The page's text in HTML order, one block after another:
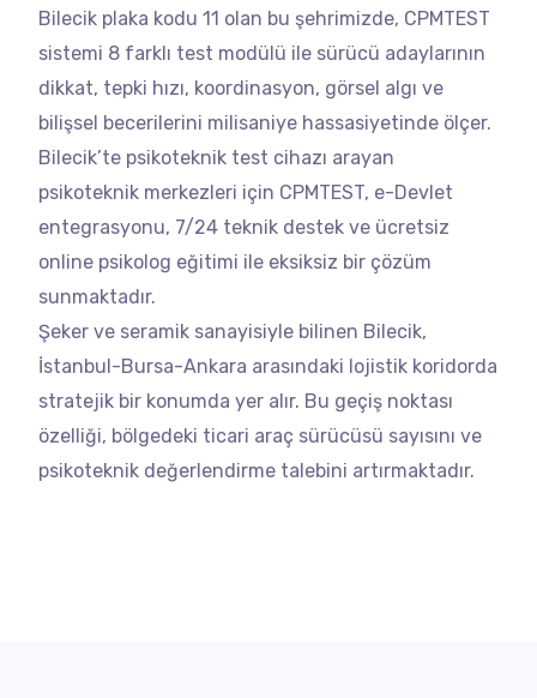
Bilecik plaka kodu 11 olan bu şehrimizde, CPMTEST
sistemi 8 farklı test modülü ile sürücü adaylarının
dikkat, tepki hızı, koordinasyon, görsel algı ve
bilişsel becerilerini milisaniye hassasiyetinde ölçer.
Bilecik’te psikoteknik test cihazı arayan
psikoteknik merkezleri için CPMTEST, e-Devlet
entegrasyonu, 7/24 teknik destek ve ücretsiz
online psikolog eğitimi ile eksiksiz bir çözüm
sunmaktadır.
Şeker ve seramik sanayisiyle bilinen Bilecik,
İstanbul-Bursa-Ankara arasındaki lojistik koridorda
stratejik bir konumda yer alır. Bu geçiş noktası
özelliği, bölgedeki ticari araç sürücüsü sayısını ve
psikoteknik değerlendirme talebini artırmaktadır.